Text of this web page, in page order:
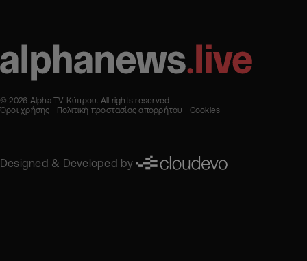
© 2026 Alpha TV Κύπρου. All rights reserved
Όροι χρήσης
Πολιτική προστασίας απορρήτου Cookies
Designed & Developed by